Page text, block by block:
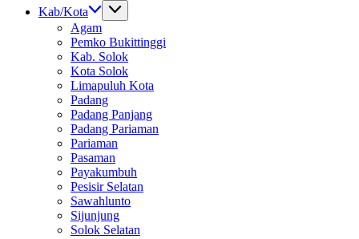
Kab/Kota
Agam
Pemko Bukittinggi
Kab. Solok
Kota Solok
Limapuluh Kota
Padang
Padang Panjang
Padang Pariaman
Pariaman
Pasaman
Payakumbuh
Pesisir Selatan
Sawahlunto
Sijunjung
Solok Selatan